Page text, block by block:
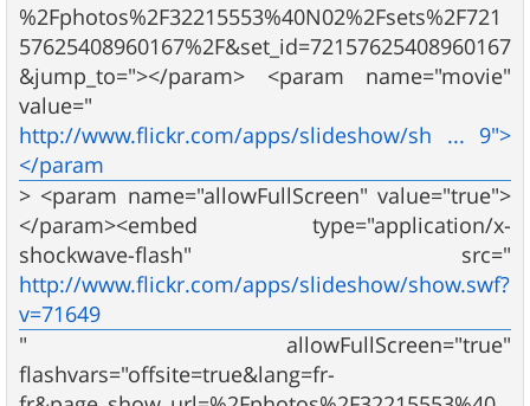
%2Fphotos%2F32215553%40N02%2Fsets%2F721
57625408960167%2F&set_id=72157625408960167
&jump_to="></param> <param name="movie"
value="
http://www.flickr.com/apps/slideshow/sh ... 9">
</param
> <param name="allowFullScreen" value="true">
</param><embed type="application/x-
shockwave-flash" src="
http://www.flickr.com/apps/slideshow/show.swf?
v=71649
" allowFullScreen="true"
flashvars="offsite=true&lang=fr-